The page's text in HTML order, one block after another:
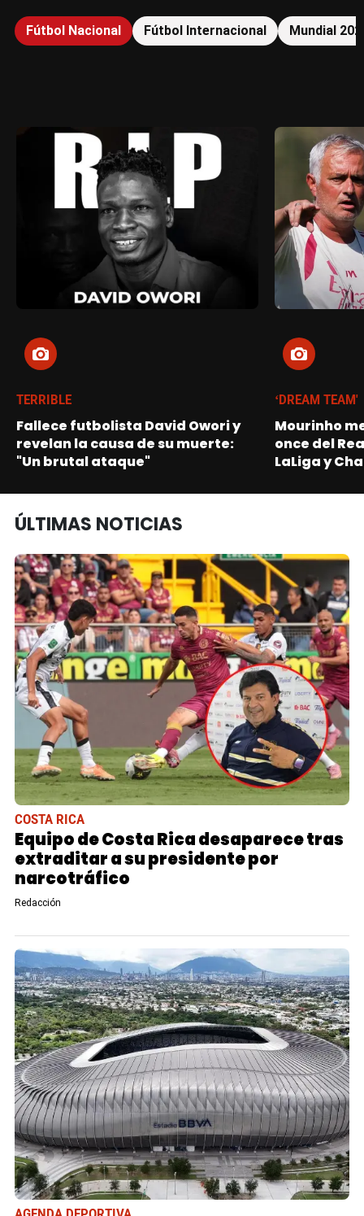
Fútbol Nacional Fútbol Internacional Mundial
TERRIBLE
Fallece futbolista David Owori y
revelan la causa de su muerte:
"Un brutal ataque"
‘DREAM TEAM'
Mourinho
once del
LaLiga y
ÚLTIMAS NOTICIAS
COSTA RICA
Equipo de Costa Rica desaparece tras
extraditar a su presidente por
narcotráfico
Redacción